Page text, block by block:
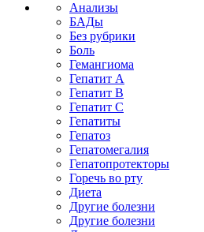
Анализы
БАДы
Без рубрики
Боль
Гемангиома
Гепатит A
Гепатит B
Гепатит C
Гепатиты
Гепатоз
Гепатомегалия
Гепатопротекторы
Горечь во рту
Диета
Другие болезни
Другие болезни